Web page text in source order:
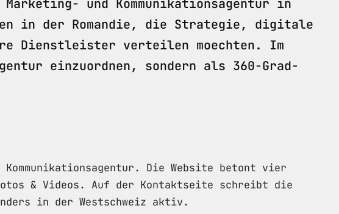
und Kommunikationsagentur in
in der Romandie, die Strategie, digitale
Dienstleister verteilen moechten. Im
einzuordnen, sondern als 360-Grad-
Die Website betont vier
& Videos. Auf der Kontaktseite schreibt die
in der Westschweiz aktiv.